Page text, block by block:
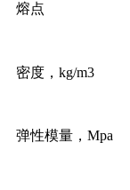
熔点
密度，kg/m3
弹性模量，Mpa